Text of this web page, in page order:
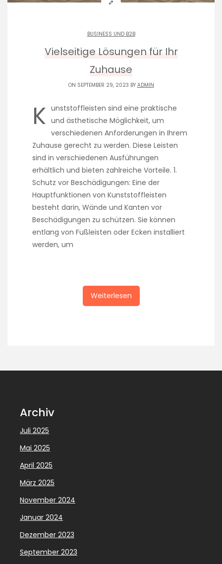
BUSINESS UND B2B
Vielseitige Lösungen für Ihr
Zuhause
ON SEPTEMBER 29, 2023 BY ADMIN
K unststoffleisten sind eine praktische
und ästhetische Möglichkeit, um
verschiedenen Anforderungen in Ihrem
Zuhause gerecht zu werden. Diese Leisten
sind in verschiedenen Ausführungen
erhältlich und bieten zahlreiche Vorteile. 1.
Schutz vor Beschädigungen: Eine der
Hauptfunktionen von Kunststoffleisten
besteht darin, Wände und Kanten vor
Beschädigungen zu schützen. Sie können
entlang von Fußleisten oder Ecken installiert
werden, um
Weiterlesen
Archiv
Juli 2025
Mai 2025
April 2025
März 2025
November 2024
Januar 2024
Dezember 2023
September 2023